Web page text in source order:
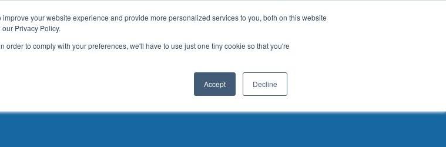
your website experience and provide more personalized services to you, both on this website
Privacy Policy.
order to comply with your preferences, we'll have to use just one tiny cookie so that you're
Accept Decline
Ano ang Aming Alok Programa ng Pag-aampon ng Paaralan Epekto sa Lipunan